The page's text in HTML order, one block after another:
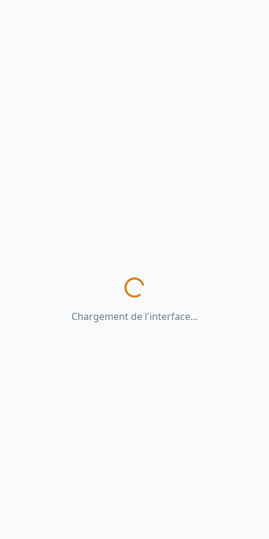
Chargement de l'interface...